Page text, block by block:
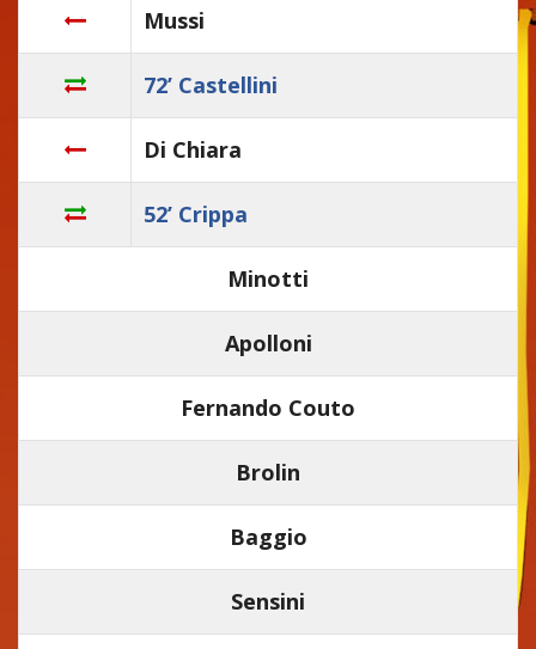
Mussi
72’ Castellini
Di Chiara
52’ Crippa
Minotti
Apolloni
Fernando Couto
Brolin
Baggio
Sensini